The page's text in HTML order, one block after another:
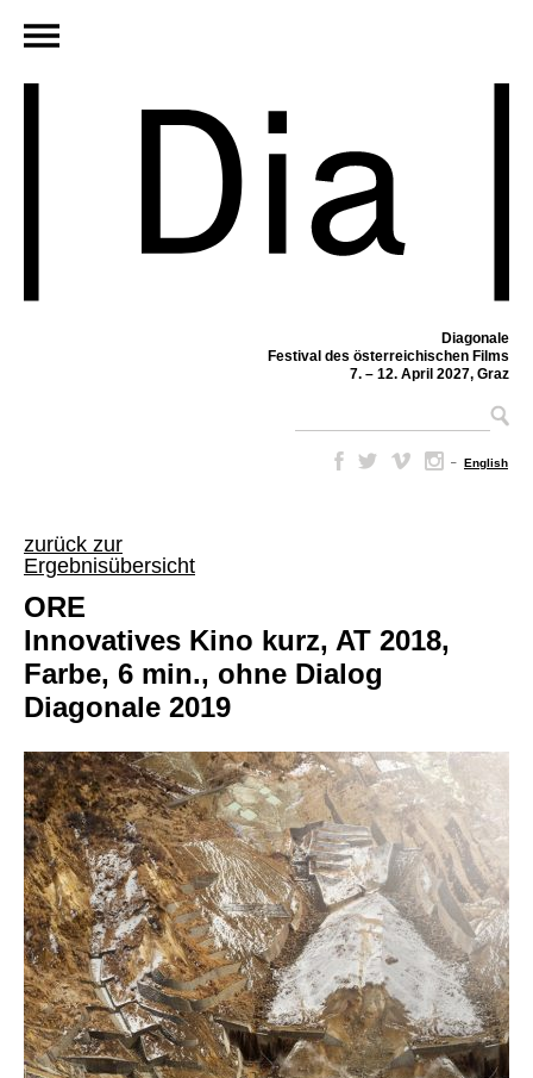
Diagonale
Festival des österreichischen Films
7. – 12. April 2027, Graz
– English
zurück zur
Ergebnisübersicht
ORE
Innovatives Kino kurz, AT 2018,
Farbe, 6 min., ohne Dialog
Diagonale 2019